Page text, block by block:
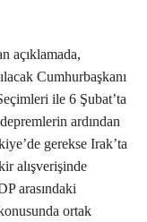
açıklamada,
Cumhurbaşkanı
ile 6 Şubat’ta
ardından
gerekse Irak’ta
alışverişinde
arasındaki
ortak